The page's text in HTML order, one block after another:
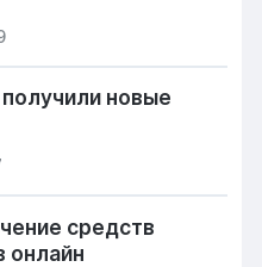
новые
средств
онлайн